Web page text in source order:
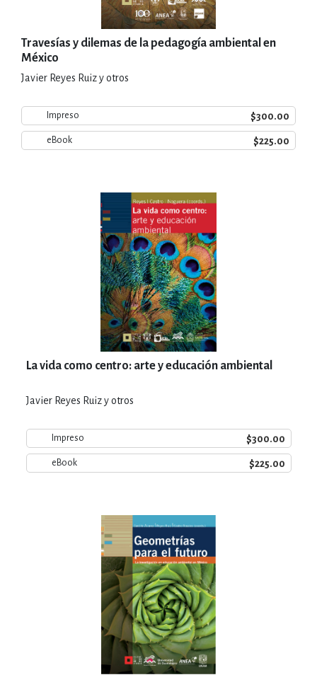
Travesías y dilemas de la pedagogía ambiental en
México
Javier Reyes Ruiz y otros
Impreso $300.00
eBook $225.00
La vida como centro: arte y educación ambiental
Javier Reyes Ruiz y otros
Impreso $300.00
eBook $225.00